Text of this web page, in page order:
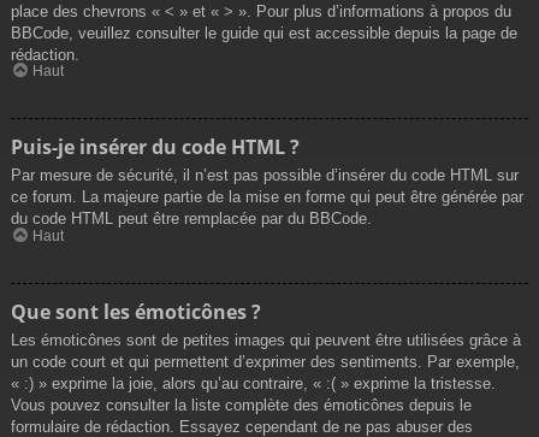
place des chevrons « < » et « > ». Pour plus d’informations à propos du
BBCode, veuillez consulter le guide qui est accessible depuis la page de
rédaction.
Haut
Puis-je insérer du code HTML ?
Par mesure de sécurité, il n’est pas possible d’insérer du code HTML sur
ce forum. La majeure partie de la mise en forme qui peut être générée par
du code HTML peut être remplacée par du BBCode.
Haut
Que sont les émoticônes ?
Les émoticônes sont de petites images qui peuvent être utilisées grâce à
un code court et qui permettent d’exprimer des sentiments. Par exemple,
« :) » exprime la joie, alors qu’au contraire, « :( » exprime la tristesse.
Vous pouvez consulter la liste complète des émoticônes depuis le
formulaire de rédaction. Essayez cependant de ne pas abuser des